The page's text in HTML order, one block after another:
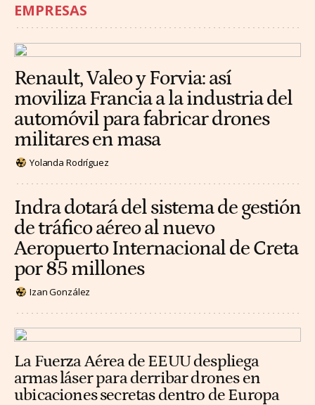
EMPRESAS
Renault, Valeo y Forvia: así
moviliza Francia a la industria del
automóvil para fabricar drones
militares en masa
Yolanda Rodríguez
Indra dotará del sistema de gestión
de tráfico aéreo al nuevo
Aeropuerto Internacional de Creta
por 85 millones
Izan González
La Fuerza Aérea de EEUU despliega
armas láser para derribar drones en
ubicaciones secretas dentro de Europa